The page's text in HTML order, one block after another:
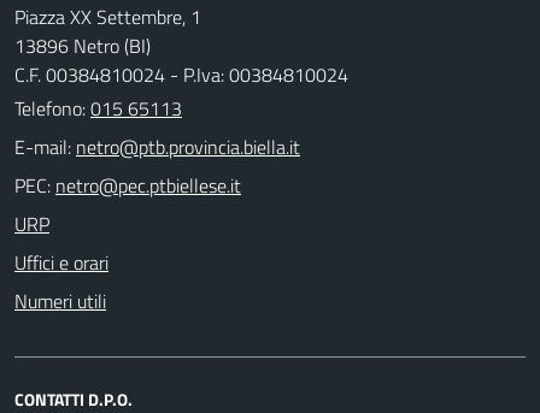
Piazza XX Settembre, 1
13896 Netro (BI)
C.F. 00384810024 - P.Iva: 00384810024
Telefono:015 65113
E-mail:
PEC:
URP
Uffici e orari
Numeri utili
CONTATTI D.P.O.